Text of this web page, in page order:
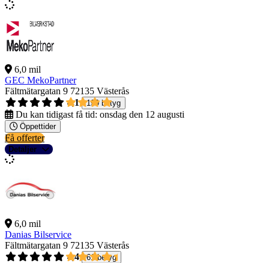
6,0 mil
GEC MekoPartner
Fältmätargatan 9 72135 Västerås
4,1
199 betyg
Du kan tidigast få tid: onsdag den 12 augusti
Öppettider
Få offerter
Detaljer
6,0 mil
Danias Bilservice
Fältmätargatan 9 72135 Västerås
4,4
61 betyg